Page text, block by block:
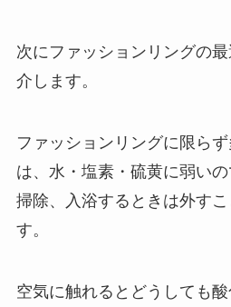
次にファッションリングの
介します。
ファッションリングに限ら
は、水・塩素・硫黄に弱い
掃除、入浴するときは外す
す。
空気に触れるとどうしても